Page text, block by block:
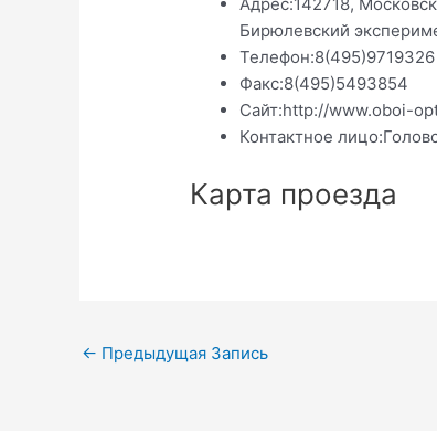
Бирюлевский
Телефон:8(495)9719326
Факс:8(495)5493854
Сайт:http://www.oboi-
Контактное лицо:
Карта проезда
Навигация
← Предыдущая Запись